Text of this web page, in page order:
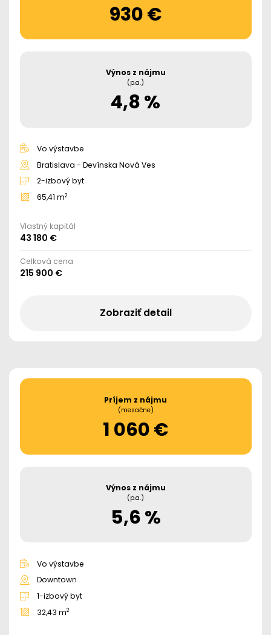
930 €
Výnos z nájmu
(p.a.)
4,8 %
Vo výstavbe
Bratislava - Devínska Nová Ves
2-izbový byt
65,41 m2
Vlastný kapitál
43 180 €
Celková cena
215 900 €
Zobraziť detail
Príjem z nájmu
(mesačne)
1 060 €
Výnos z nájmu
(p.a.)
5,6 %
Vo výstavbe
Downtown
1-izbový byt
32,43 m2